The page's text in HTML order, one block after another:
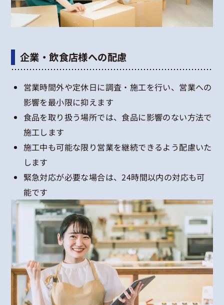
企業・飲食店様への配慮
営業時間外や定休日に調査・施工を行い、営業への
影響を最小限に抑えます
食品を取り扱う場所では、食品に影響のない方法で
施工します
施工中も可能な限り営業を継続できるよう配慮いた
します
緊急対応が必要な場合は、24時間以内の対応も可
能です